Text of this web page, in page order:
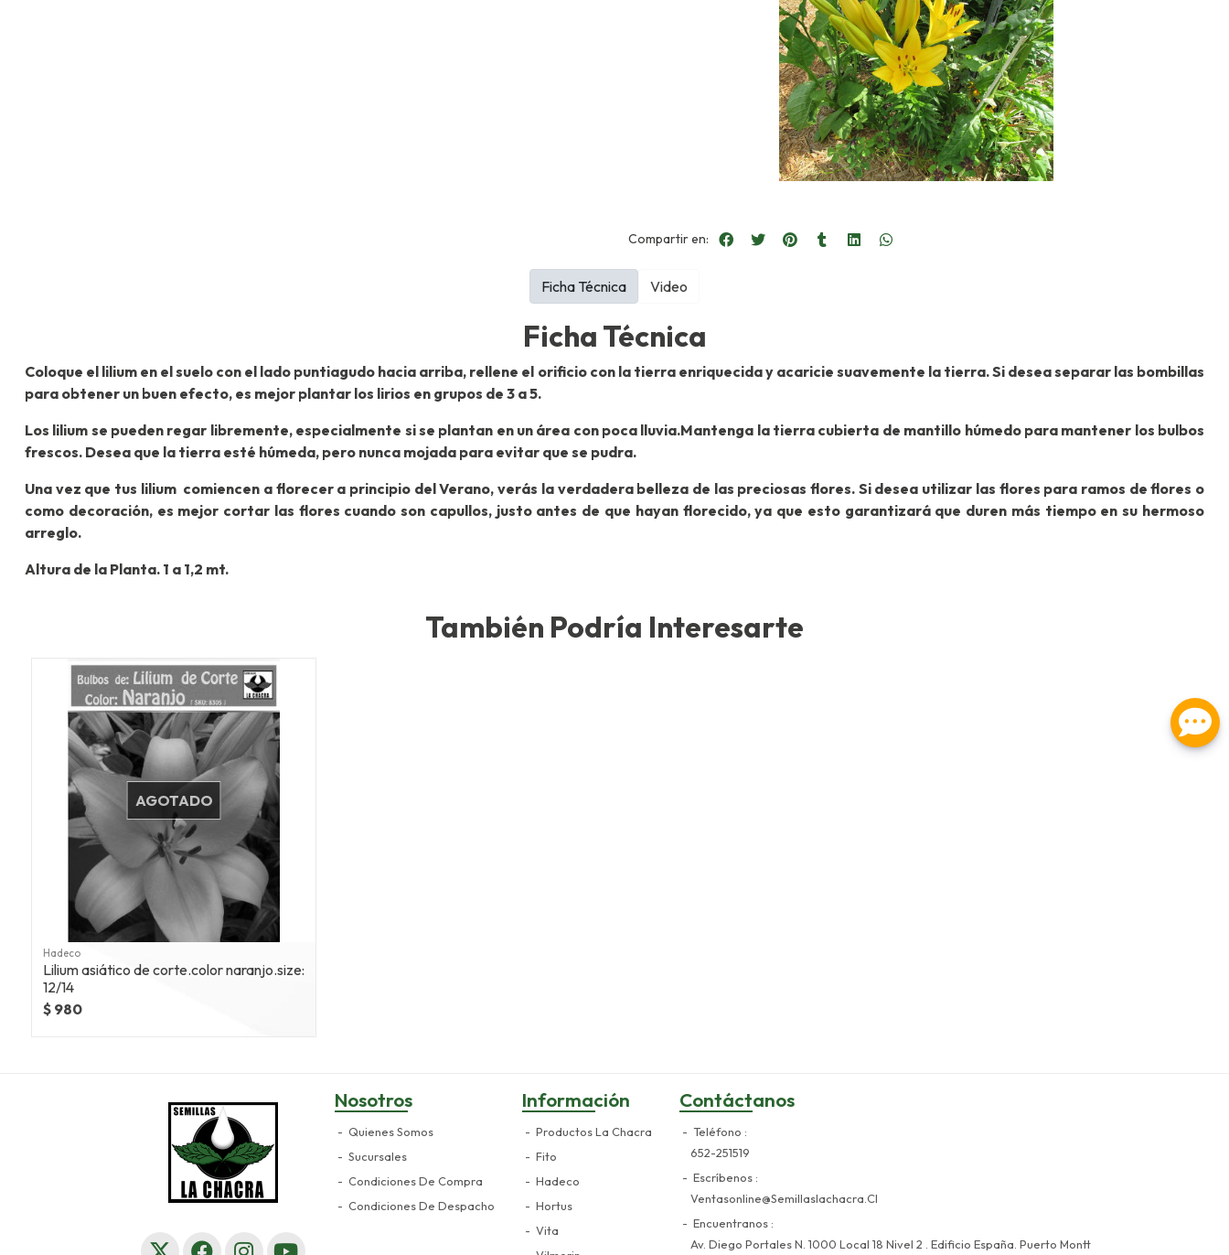
Compartir en:
Ficha Técnica
Coloque el lilium en el suelo con el lado puntiagudo hacia arriba, rellene el orificio con la tierra enriquecida y acaricie suavemente la tierra. Si desea separar las bombillas
para obtener un buen efecto, es mejor plantar los lirios en grupos de 3 a 5.
Los lilium se pueden regar libremente, especialmente si se plantan en un área con poca lluvia.Mantenga la tierra cubierta de mantillo húmedo para mantener los bulbos
frescos. Desea que la tierra esté húmeda, pero nunca mojada para evitar que se pudra.
Una vez que tus lilium comiencen a florecer a principio del Verano, verás la verdadera belleza de las preciosas flores. Si desea utilizar las flores para ramos de flores o
como decoración, es mejor cortar las flores cuando son capullos, justo antes de que hayan florecido, ya que esto garantizará que duren más tiempo en su hermoso
arreglo.
Altura de la Planta. 1 a 1,2 mt.
Ficha Técnica Video
También Podría Interesarte
AGOTADO
Hadeco
Lilium asiático de corte.color naranjo.size:
12/14
$ 980
Nosotros
Quienes Somos
Sucursales
Condiciones De Compra
Condiciones De Despacho
Información
Productos La Chacra
Fito
Hadeco
Hortus
Vita
Contáctanos
Teléfono
652-251519
Escríbenos
Ventasonline@semillaslachacra.cl
Encuentranos
Av. Diego Portales N. 1000 Local 18 Nivel 2 . Edificio España. Puerto Montt